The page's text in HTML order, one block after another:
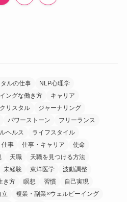
タルの仕事
NLP心理学
ングな働き方
キャリア
クリスタル
ジャーナリング
パワーストーン
フリーランス
ヘルス
ライフスタイル
仕事 仕事・キャリア
使命
天職
天職を見つける方法
未経験 東洋医学
波動調整
き方 瞑想 習慣
自己実現
立
複業・副業×ウェルビーイング